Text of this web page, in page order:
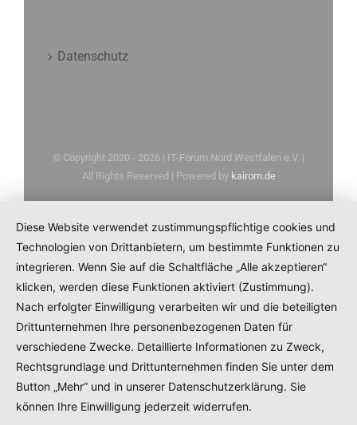
Datenschutz
© Copyright 2020 - 2026 | IT-Forum Nord Westfalen e.V. |
All Rights Reserved | Powered by kairom.de
Diese Website verwendet zustimmungspflichtige cookies und
Technologien von Drittanbietern, um bestimmte Funktionen zu
integrieren. Wenn Sie auf die Schaltfläche „Alle akzeptieren“
klicken, werden diese Funktionen aktiviert (Zustimmung).
Nach erfolgter Einwilligung verarbeiten wir und die beteiligten
Drittunternehmen Ihre personenbezogenen Daten für
verschiedene Zwecke. Detaillierte Informationen zu Zweck,
Rechtsgrundlage und Drittunternehmen finden Sie unter dem
Button „Mehr“ und in unserer Datenschutzerklärung. Sie
können Ihre Einwilligung jederzeit widerrufen.